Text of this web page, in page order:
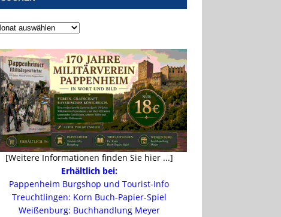
[Weitere Informationen finden Sie hier ...]
Erhältlich bei:
Pappenheim Burgshop und Tourist-Info
Treuchtlingen: Korn Buch-Papier-Spiel
Weißenburg: Buchhandlung Meyer